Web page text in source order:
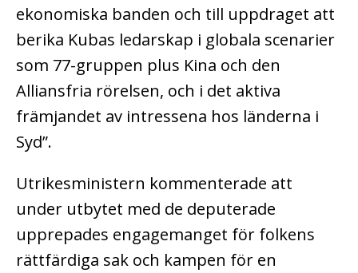
ekonomiska banden och till uppdraget att
berika Kubas ledarskap i globala scenarier
som 77-gruppen plus Kina och den
Alliansfria rörelsen, och i det aktiva
främjandet av intressena hos länderna i
Syd”.
Utrikesministern kommenterade att
under utbytet med de deputerade
upprepades engagemanget för folkens
rättfärdiga sak och kampen för en